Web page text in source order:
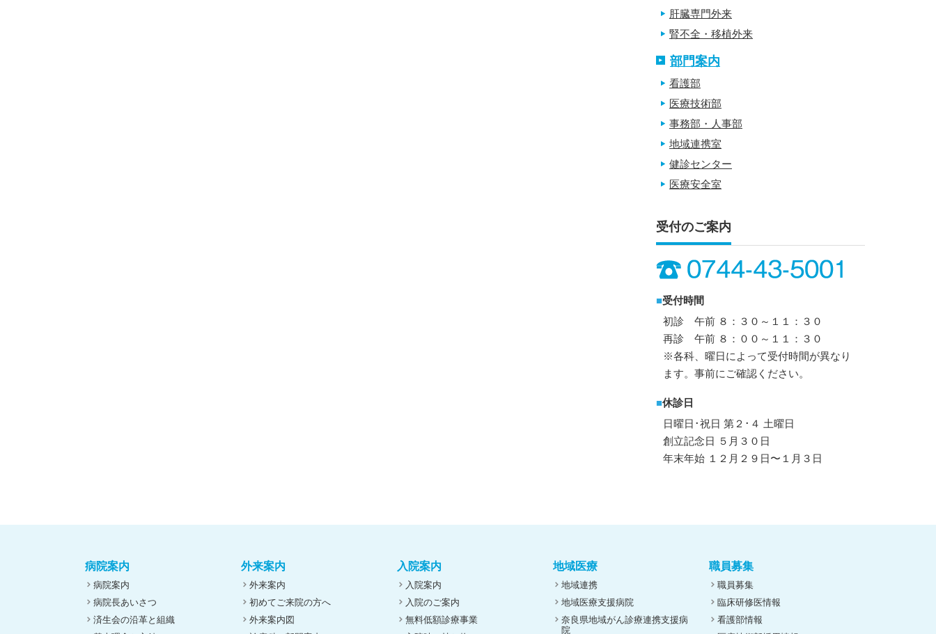
肝臓専門外来
腎不全・移植外来
部門案内
看護部
医療技術部
事務部・人事部
地域連携室
健診センター
医療安全室
受付のご案内
■受付時間
初診 午前 ８：３０～１１：３０
再診 午前 ８：００～１１：３０
※各科、曜日によって受付時間が異なり
ます。事前にご確認ください。
■休診日
日曜日･祝日 第２･４ 土曜日
創立記念日 ５月３０日
年末年始 １２月２９日〜１月３日
病院案内
病院案内
病院長あいさつ
済生会の沿革と組織
外来案内
外来案内
初めてご来院の方へ
外来案内図
入院案内
入院案内
入院のご案内
無料低額診療事業
地域医療
地域連携
地域医療支援病院
奈良県地域がん診療連携支援病
院
職員募集
職員募集
臨床研修医情報
看護部情報